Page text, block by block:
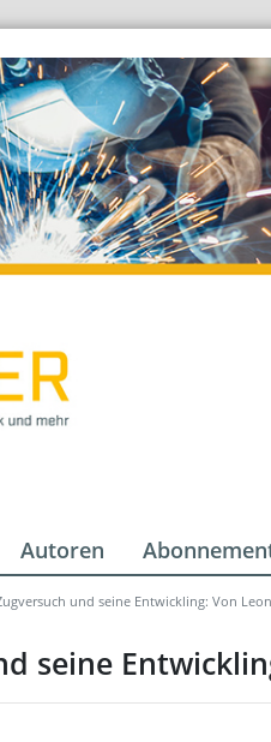
Autoren
und seine Entwickling: Von
seine